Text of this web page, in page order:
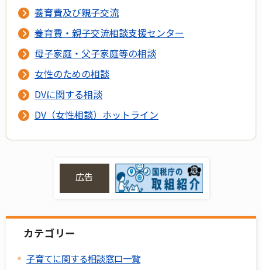
養育費及び親子交流
養育費・親子交流相談支援センター
母子家庭・父子家庭等の相談
女性のための相談
DVに関する相談
DV（女性相談）ホットライン
広告
カテゴリー
子育てに関する相談窓口一覧